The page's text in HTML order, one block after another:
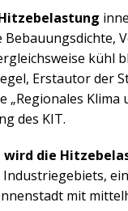
Bebauungsdichte,
kühl
Erstautor der
„Regionales
des KIT.
wird die
Industriegebiets,
mit